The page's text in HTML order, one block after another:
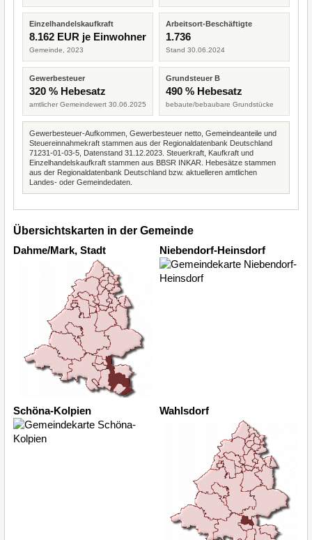
Einzelhandelskaufkraft
8.162 EUR je Einwohner
Gemeinde, 2023
Arbeitsort-Beschäftigte
1.736
Stand 30.06.2024
Gewerbesteuer
320 % Hebesatz
amtlicher Gemeindewert 30.06.2025
Grundsteuer B
490 % Hebesatz
bebaute/bebaubare Grundstücke
Gewerbesteuer-Aufkommen, Gewerbesteuer netto, Gemeindeanteile und
Steuereinnahmekraft stammen aus der Regionaldatenbank Deutschland
71231-01-03-5, Datenstand 31.12.2023. Steuerkraft, Kaufkraft und
Einzelhandelskaufkraft stammen aus BBSR INKAR. Hebesätze stammen
aus der Regionaldatenbank Deutschland bzw. aktuelleren amtlichen
Landes- oder Gemeindedaten.
Übersichtskarten in der Gemeinde
Dahme/Mark, Stadt
Niebendorf-Heinsdorf
Schöna-Kolpien Wahlsdorf